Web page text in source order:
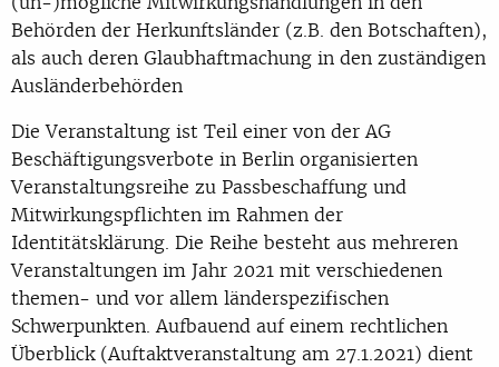
Behörden der Herkunftsländer (z.B. den Botschaften),
als auch deren Glaubhaftmachung in den zuständigen
Ausländerbehörden
Die Veranstaltung ist Teil einer von der AG
Beschäftigungsverbote in Berlin organisierten
Veranstaltungsreihe zu Passbeschaffung und
Mitwirkungspflichten im Rahmen der
Identitätsklärung. Die Reihe besteht aus mehreren
Veranstaltungen im Jahr 2021 mit verschiedenen
themen- und vor allem länderspezifischen
Schwerpunkten. Aufbauend auf einem rechtlichen
Überblick (Auftaktveranstaltung am 27.1.2021) dient